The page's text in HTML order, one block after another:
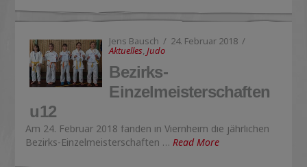
Jens Bausch 24. Februar 2018
Aktuelles,Judo
Bezirks-
Einzelmeisterschaften
u12
Am 24. Februar 2018 fanden in Viernheim die jährlichen
Bezirks-Einzelmeisterschaften …Read More